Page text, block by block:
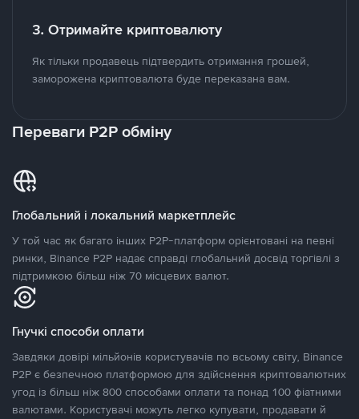
3. Отримайте криптовалюту
Як тільки продавець підтвердить отримання грошей,
заморожена криптовалюта буде переказана вам.
Переваги P2P обміну
Глобальний і локальний маркетплейс
У той час як багато інших P2P-платформ орієнтовані на певні
ринки, Binance P2P надає справді глобальний досвід торгівлі з
підтримкою більш ніж 70 місцевих валют.
Гнучкі способи оплати
Завдяки довірі мільйонів користувачів по всьому світу, Binance
P2P є безпечною платформою для здійснення криптовалютних
угод із більш ніж 800 способами оплати та понад 100 фіатними
валютами. Користувачі можуть легко купувати, продавати й